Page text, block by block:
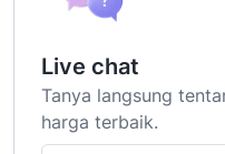
Live chat
Tanya langsung
harga terbaik.